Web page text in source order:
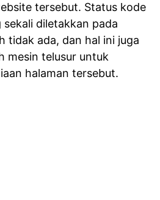
tersebut. Status kode
diletakkan pada
tidak ada, dan hal ini juga
mesin telusur untuk
halaman tersebut.